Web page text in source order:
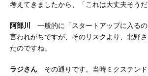
考えてきましたから、「これは大丈夫そうだ
阿部川
一般的に「スタートアップに入る
言われがちですが、そのリスクより、北野
たのですね。
ラジさん その通りです。当時ミクステン